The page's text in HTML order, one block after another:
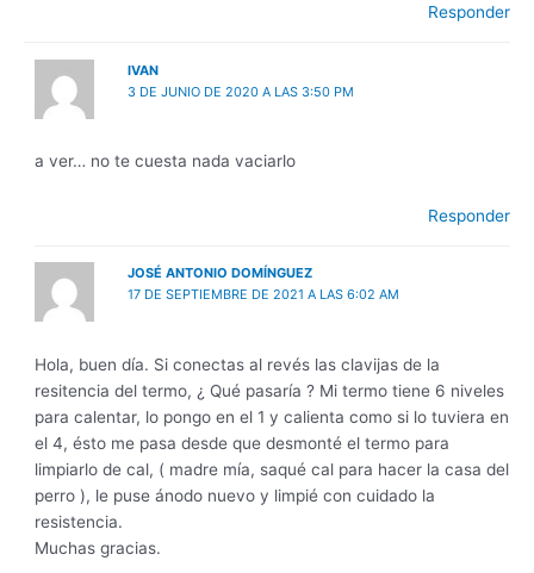
Responder
IVAN
3 DE JUNIO DE 2020 A LAS 3:50 PM
a ver… no te cuesta nada vaciarlo
Responder
JOSÉ ANTONIO DOMÍNGUEZ
17 DE SEPTIEMBRE DE 2021 A LAS 6:02 AM
Hola, buen día. Si conectas al revés las clavijas de la
resitencia del termo, ¿ Qué pasaría ? Mi termo tiene 6 niveles
para calentar, lo pongo en el 1 y calienta como si lo tuviera en
el 4, ésto me pasa desde que desmonté el termo para
limpiarlo de cal, ( madre mía, saqué cal para hacer la casa del
perro ), le puse ánodo nuevo y limpié con cuidado la
resistencia.
Muchas gracias.